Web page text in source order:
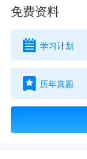
免费资料
学习计划
历年真题